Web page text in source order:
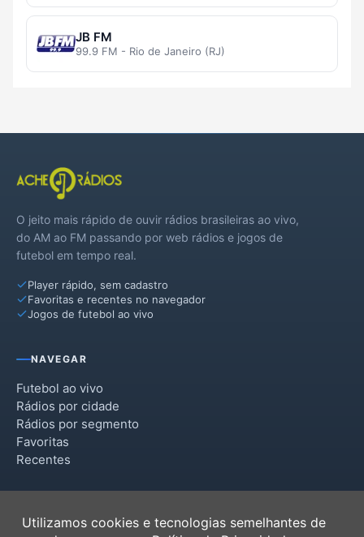
JB FM
99.9 FM - Rio de Janeiro (RJ)
O jeito mais rápido de ouvir rádios brasileiras ao vivo,
do AM ao FM passando por web rádios e jogos de
futebol em tempo real.
Player rápido, sem cadastro
Favoritas e recentes no navegador
Jogos de futebol ao vivo
NAVEGAR
Futebol ao vivo
Rádios por cidade
Rádios por segmento
Favoritas
Recentes
Utilizamos cookies e tecnologias semelhantes de